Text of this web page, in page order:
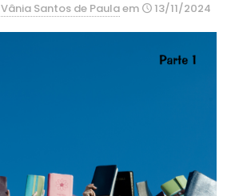
Vânia Santos de Paulaem 13/11/2024